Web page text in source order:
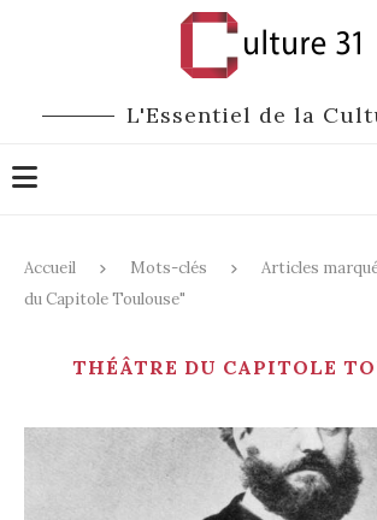
L'Essentiel de la
Accueil Mots-clés
Articles
du Capitole Toulouse"
THÉÂTRE DU CAPITOLE